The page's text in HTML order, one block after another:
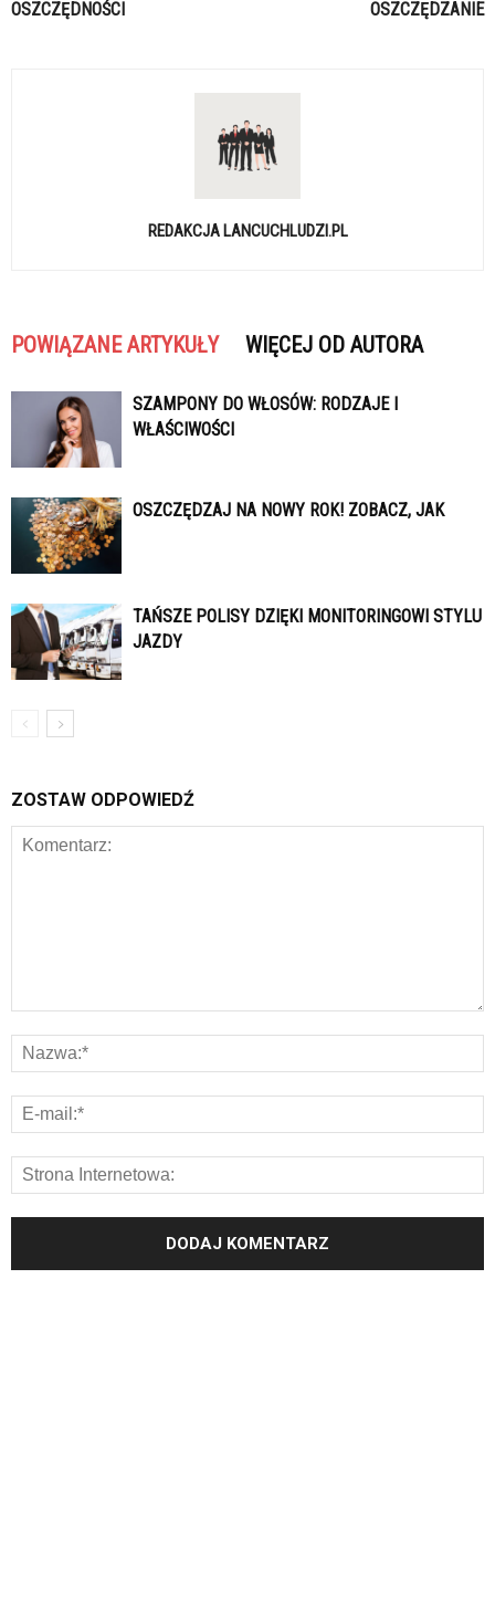
OSZCZĘDNOŚCI OSZCZĘDZANIE
REDAKCJA LANCUCHLUDZI.PL
POWIĄZANE ARTYKUŁY WIĘCEJ OD AUTORA
SZAMPONY DO WŁOSÓW: RODZAJE I
WŁAŚCIWOŚCI
OSZCZĘDZAJ NA NOWY ROK! ZOBACZ, JAK
TAŃSZE POLISY DZIĘKI MONITORINGOWI STYLU
JAZDY
ZOSTAW ODPOWIEDŹ